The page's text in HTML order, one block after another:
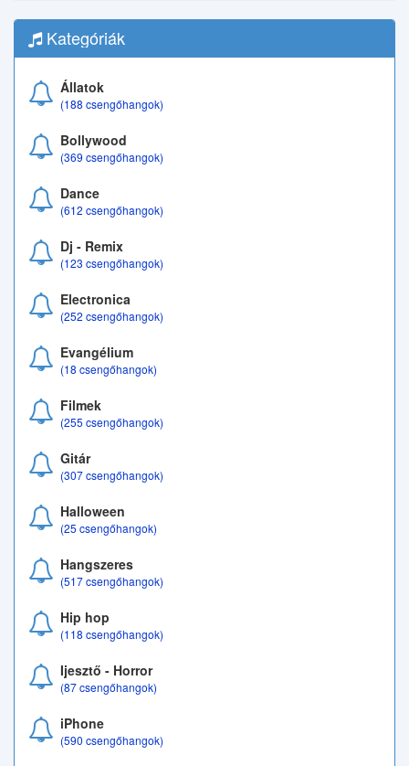
Kategóriák
Állatok
(188 csengőhangok)
Bollywood
(369 csengőhangok)
Dance
(612 csengőhangok)
Dj - Remix
(123 csengőhangok)
Electronica
(252 csengőhangok)
Evangélium
(18 csengőhangok)
Filmek
(255 csengőhangok)
Gitár
(307 csengőhangok)
Halloween
(25 csengőhangok)
Hangszeres
(517 csengőhangok)
Hip hop
(118 csengőhangok)
Ijesztő - Horror
(87 csengőhangok)
iPhone
(590 csengőhangok)